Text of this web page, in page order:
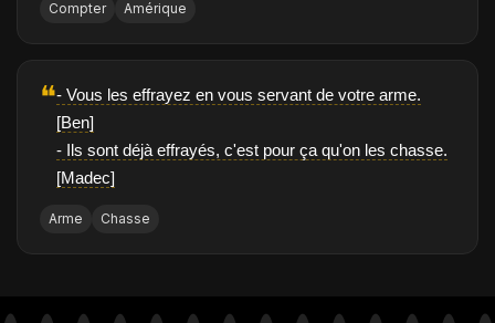
Compter Amérique
❝- Vous les effrayez en vous servant de votre arme.
[Ben]
- Ils sont déjà effrayés, c'est pour ça qu'on les chasse.
[Madec]
Arme Chasse